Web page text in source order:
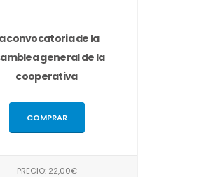
convocatoria de la
general de la
cooperativa
COMPRAR
PRECIO: 22,00€